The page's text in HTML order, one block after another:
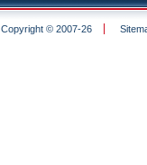
Copyright © 2007-26